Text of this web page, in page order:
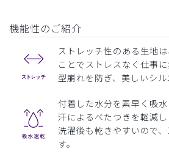
機能性のご紹介
ストレッチ性のある生地
ことでストレスなく仕事に
型崩れを防ぎ、美しいシル
付着した水分を素早く吸
汗によるべたつきを軽減し
洗濯後も乾きやすいので
す。